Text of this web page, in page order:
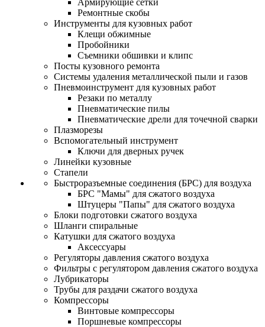
Армирующие сетки
Ремонтные скобы
Инструменты для кузовных работ
Клещи обжимные
Пробойники
Съемники обшивки и клипс
Посты кузовного ремонта
Системы удаления металлической пыли и газов
Пневмоинструмент для кузовных работ
Резаки по металлу
Пневматические пилы
Пневматические дрели для точечной сварки
Плазморезы
Вспомогательный инструмент
Ключи для дверных ручек
Линейки кузовные
Стапели
Быстроразъемные соединения (БРС) для воздуха
БРС "Мамы" для сжатого воздуха
Штуцеры "Папы" для сжатого воздуха
Блоки подготовки сжатого воздуха
Шланги спиральные
Катушки для сжатого воздуха
Аксессуары
Регуляторы давления сжатого воздуха
Фильтры с регулятором давления сжатого воздуха
Лубрикаторы
Трубы для раздачи сжатого воздуха
Компрессоры
Винтовые компрессоры
Поршневые компрессоры